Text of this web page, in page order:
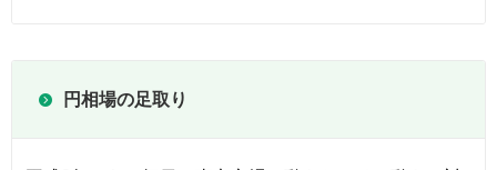
円相場の足取り